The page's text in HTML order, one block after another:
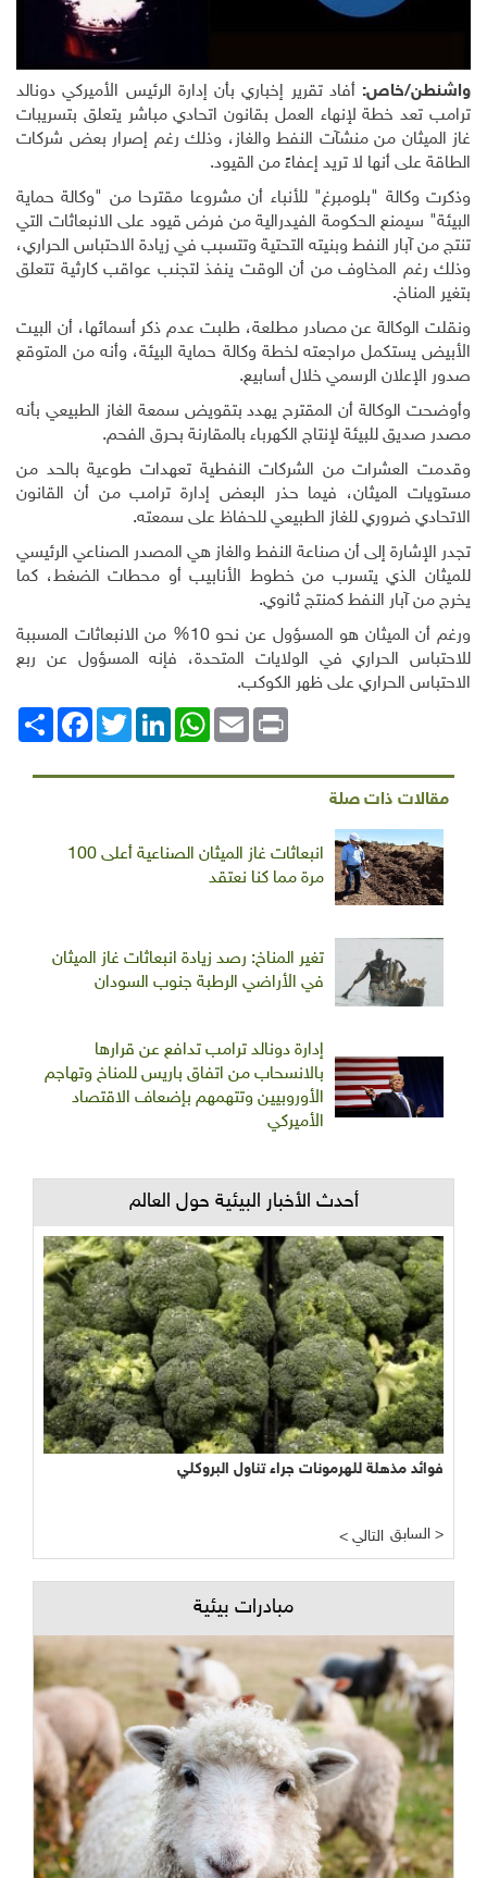
واشنطن/خاص: أفاد تقرير إخباري بأن إدارة الرئيس الأميركي دونالد
ترامب تعد خطة لإنهاء العمل بقانون اتحادي مباشر يتعلق بتسريبات
غاز الميثان من منشآت النفط والغاز، وذلك رغم إصرار بعض شركات
الطاقة على أنها لا تريد إعفاءً من القيود.
وذكرت وكالة "بلومبرغ" للأنباء أن مشروعا مقترحا من "وكالة حماية
البيئة" سيمنع الحكومة الفيدرالية من فرض قيود على الانبعاثات التي
تنتج من آبار النفط وبنيته التحتية وتتسبب في زيادة الاحتباس الحراري،
وذلك رغم المخاوف من أن الوقت ينفذ لتجنب عواقب كارثية تتعلق
بتغير المناخ.
ونقلت الوكالة عن مصادر مطلعة، طلبت عدم ذكر أسمائها، أن البيت
الأبيض يستكمل مراجعته لخطة وكالة حماية البيئة، وأنه من المتوقع
صدور الإعلان الرسمي خلال أسابيع.
وأوضحت الوكالة أن المقترح يهدد بتقويض سمعة الغاز الطبيعي بأنه
مصدر صديق للبيئة لإنتاج الكهرباء بالمقارنة بحرق الفحم.
وقدمت العشرات من الشركات النفطية تعهدات طوعية بالحد من
مستويات الميثان، فيما حذر البعض إدارة ترامب من أن القانون
الاتحادي ضروري للغاز الطبيعي للحفاظ على سمعته.
تجدر الإشارة إلى أن صناعة النفط والغاز هي المصدر الصناعي الرئيسي
للميثان الذي يتسرب من خطوط الأنابيب أو محطات الضغط، كما
يخرج من آبار النفط كمنتج ثانوي.
ورغم أن الميثان هو المسؤول عن نحو 10% من الانبعاثات المسببة
للاحتباس الحراري في الولايات المتحدة، فإنه المسؤول عن ربع
الاحتباس الحراري على ظهر الكوكب.
انشر
FacebookTwitterLinkedIn
WhatsAppEmail Print
مقالات ذات صلة
انبعاثات غاز الميثان الصناعية أعلى 100
مرة مما كنا نعتقد
تغير المناخ: رصد زيادة انبعاثات غاز الميثان
في الأراضي الرطبة جنوب السودان
إدارة دونالد ترامب تدافع عن قرارها
بالانسحاب من اتفاق باريس للمناخ وتهاجم
الأوروبيين وتتهمهم بإضعاف الاقتصاد
الأميركي
أحدث الأخبار البيئية حول العالم
فوائد مذهلة للهرمونات جراء تناول البروكلي
< التالي السابق >
مبادرات بيئية